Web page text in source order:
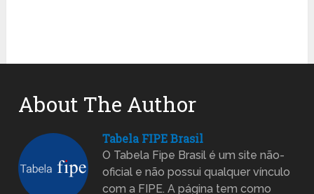
About The Author
Tabela FIPE Brasil
O Tabela Fipe Brasil é um site não-
oficial e não possui qualquer vínculo
com a FIPE. A página tem como